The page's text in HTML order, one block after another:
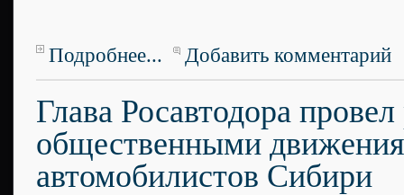
Подробнее... Добавить комментарий
Глава Росавтодора
общественными
автомобилистов Сибири